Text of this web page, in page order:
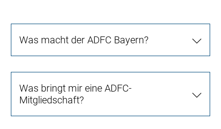
Was macht der ADFC Bayern?
Was bringt mir eine ADFC-
Mitgliedschaft?